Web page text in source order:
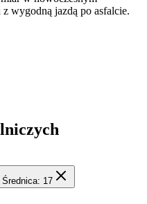
wygodną jazdą po asfalcie.
Średnica: 17